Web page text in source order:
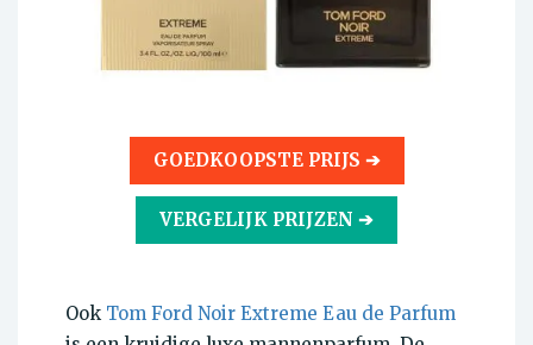
GOEDKOOPSTE PRIJS ➔
VERGELIJK PRIJZEN ➔
Ook Tom Ford Noir Extreme Eau de Parfum